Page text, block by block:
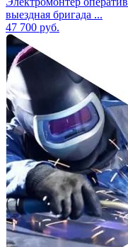
выездная бригада ...
47 700 руб.